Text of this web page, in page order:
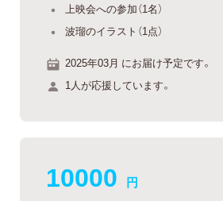
上映会への参加（1名）
波瑠のイラスト（1点）
2025年03月 にお届け予定です。
1人が応援しています。
10000 円